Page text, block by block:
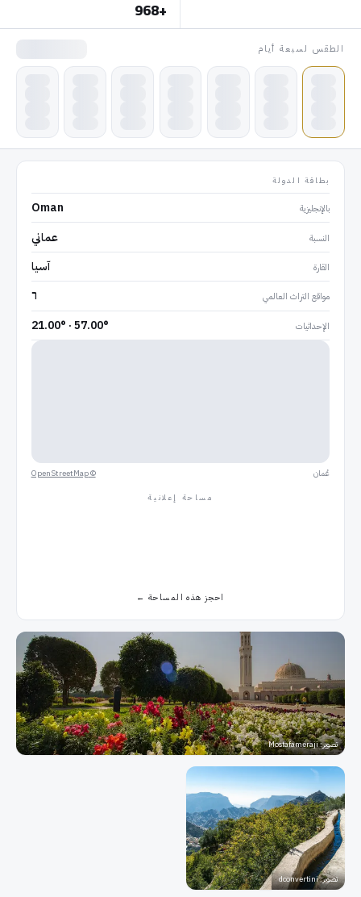
+968
الطقس لسبعة أيام
بطاقة الدولة
بالإنجليزية Oman
النسبة عماني
القارة آسيا
مواقع التراث العالمي ٦
الإحداثيات 21.00° · 57.00°
عُمان ©
OpenStreetMap
مساحة إعلانية
احجز هذه المساحة ←
تصوير:
Mostafameraji
تصوير:
dconvertini